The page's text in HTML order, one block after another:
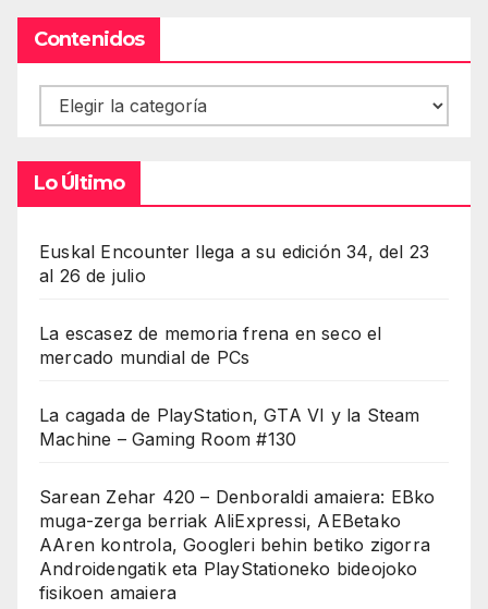
Contenidos
Contenidos
Lo Último
Euskal Encounter llega a su edición 34, del 23
al 26 de julio
La escasez de memoria frena en seco el
mercado mundial de PCs
La cagada de PlayStation, GTA VI y la Steam
Machine – Gaming Room #130
Sarean Zehar 420 – Denboraldi amaiera: EBko
muga-zerga berriak AliExpressi, AEBetako
AAren kontrola, Googleri behin betiko zigorra
Androidengatik eta PlayStationeko bideojoko
fisikoen amaiera